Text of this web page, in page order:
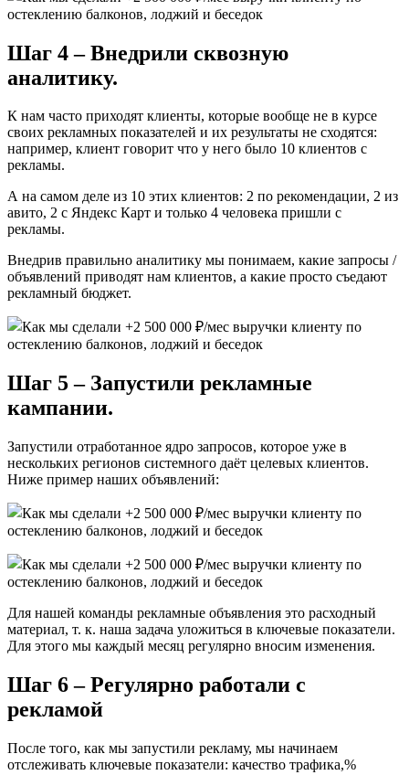
Шаг 4 – Внедрили сквозную
аналитику.
К нам часто приходят клиенты, которые вообще не в курсе
своих рекламных показателей и их результаты не сходятся:
например, клиент говорит что у него было 10 клиентов с
рекламы.
А на самом деле из 10 этих клиентов: 2 по рекомендации, 2 из
авито, 2 с Яндекс Карт и только 4 человека пришли с
рекламы.
Внедрив правильно аналитику мы понимаем, какие запросы /
объявлений приводят нам клиентов, а какие просто съедают
рекламный бюджет.
Шаг 5 – Запустили рекламные
кампании.
Запустили отработанное ядро запросов, которое уже в
нескольких регионов системного даёт целевых клиентов.
Ниже пример наших объявлений:
Для нашей команды рекламные объявления это расходный
материал, т. к. наша задача уложиться в ключевые показатели.
Для этого мы каждый месяц регулярно вносим изменения.
Шаг 6 – Регулярно работали с
рекламой
После того, как мы запустили рекламу, мы начинаем
отслеживать ключевые показатели: качество трафика,%